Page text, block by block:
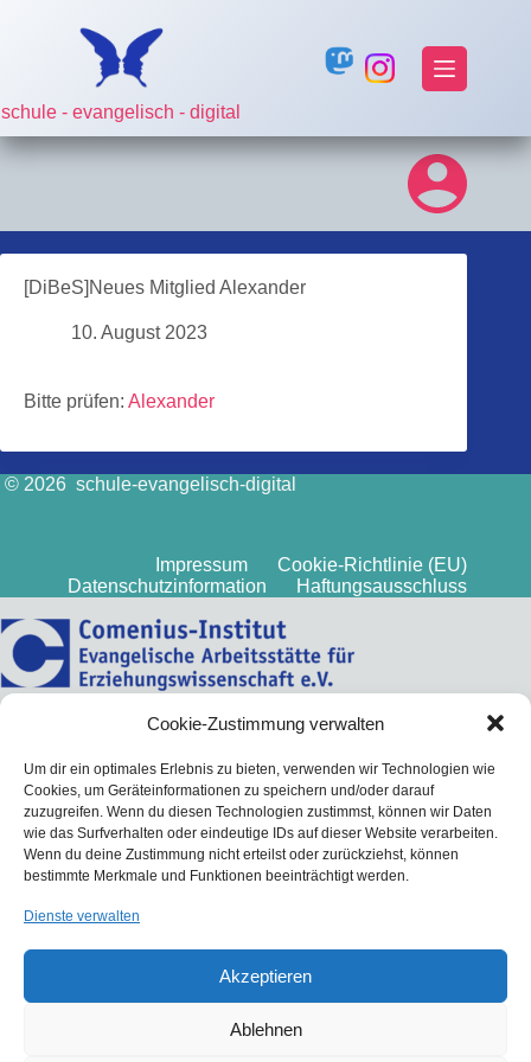
Cookie-Zustimmung verwalten
Um dir ein optimales Erlebnis zu bieten, verwenden wir Technologien wie
Cookies, um Geräteinformationen zu speichern und/oder darauf
zuzugreifen. Wenn du diesen Technologien zustimmst, können wir Daten
wie das Surfverhalten oder eindeutige IDs auf dieser Website verarbeiten.
Wenn du deine Zustimmung nicht erteilst oder zurückziehst, können
bestimmte Merkmale und Funktionen beeinträchtigt werden.
Dienste verwalten
Akzeptieren
Ablehnen
schule - evangelisch - digital
[DiBeS]Neues Mitglied Alexander
10. August 2023
Bitte prüfen: Alexander
© 2026 schule-evangelisch-digital
Impressum
Cookie-Richtlinie (EU)
Datenschutzinformation
Haftungsausschluss